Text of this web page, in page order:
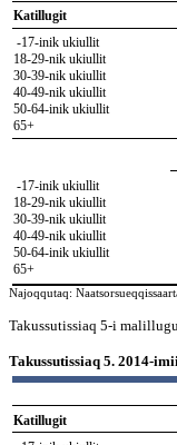
Katillugit
-17-inik ukiullit
18-29-nik ukiullit
30-39-nik ukiullit
40-49-nik ukiullit
50-64-inik ukiullit
65+
-17-inik ukiullit
18-29-nik ukiullit
30-39-nik ukiullit
40-49-nik ukiullit
50-64-inik ukiullit
65+
Najoqqutaq:
Takussutissiaq 5-i
Takussutissiaq 5. 2014-
Katillugit